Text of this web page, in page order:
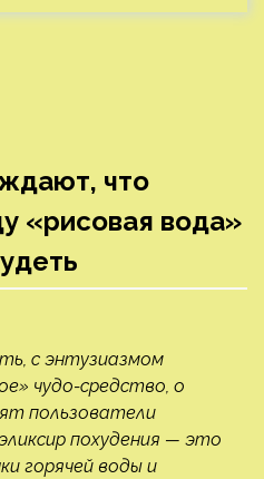
что
«рисовая вода»
с энтузиазмом
чудо-средство, о
пользователи
похудения — это
горячей воды и